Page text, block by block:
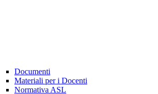
Documenti
Materiali per i Docenti
Normativa ASL